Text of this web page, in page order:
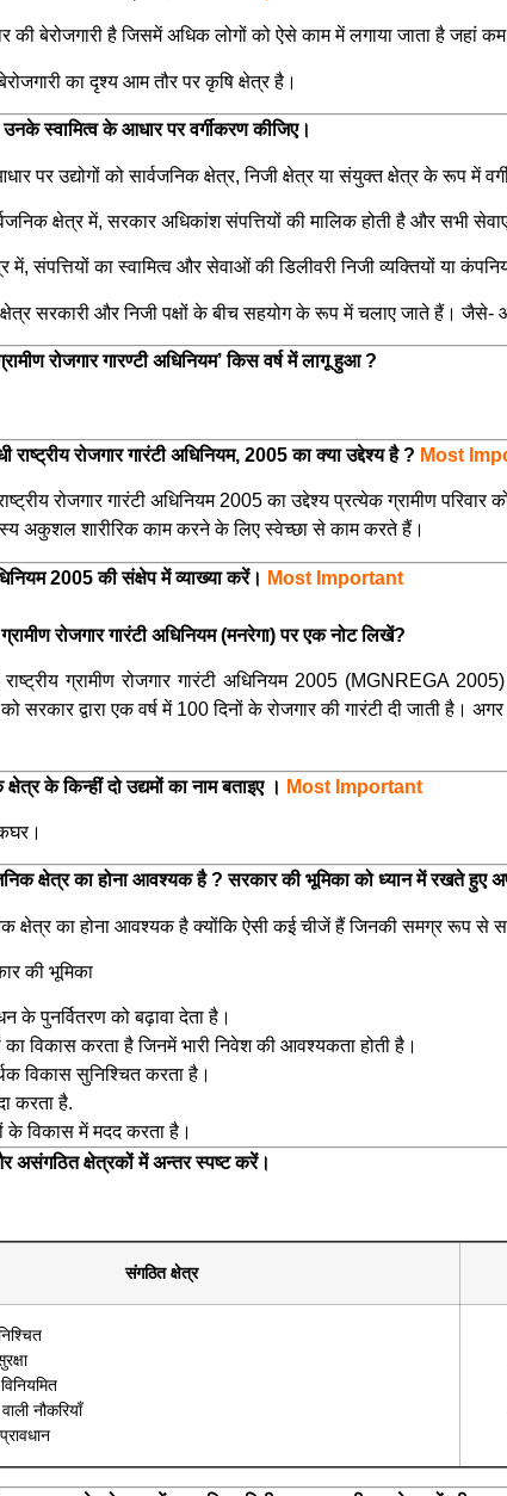
की बेरोजगारी है जिसमें अधिक लोगों को ऐसे काम में लगाया जाता है जहां
का दृश्य आम तौर पर कृषि क्षेत्र है।
उनके स्वामित्व के आधार पर वर्गीकरण कीजिए।
पर उद्योगों को सार्वजनिक क्षेत्र, निजी क्षेत्र या संयुक्त क्षेत्र के रूप में
क्षेत्र में, सरकार अधिकांश संपत्तियों की मालिक होती है और सभी
में, संपत्तियों का स्वामित्व और सेवाओं की डिलीवरी निजी व्यक्तियों या
सरकारी और निजी पक्षों के बीच सहयोग के रूप में चलाए जाते हैं। जैसे-
रोजगार गारण्टी अधिनियम’ किस वर्ष में लागू हुआ ?
राष्ट्रीय रोजगार गारंटी अधिनियम, 2005 का क्या उद्देश्य है ? Most
रोजगार गारंटी अधिनियम2005 का उद्देश्य प्रत्येक ग्रामीण परिवार
अकुशल शारीरिक काम करने के लिए स्वेच्छा से काम करते हैं।
2005 की संक्षेप में व्याख्या करें। Most Important
ग्रामीण रोजगार गारंटी अधिनियम (मनरेगा) पर एक नोट लिखें?
राष्ट्रीय ग्रामीण रोजगार गारंटी अधिनियम 2005 (MGNREGA
सरकार द्वारा एक वर्ष में 100 दिनों के रोजगार की गारंटी दी जाती है।
के किन्हीं दो उद्यमों का नाम बताइए । Most Important
क्षेत्र का होना आवश्यक है ? सरकार की भूमिका को ध्यान में रखते हुए
क्षेत्र का होना आवश्यक है क्योंकि ऐसी कई चीजें हैं जिनकी समग्र रूप से
की भूमिका
पुनर्वितरण को बढ़ावा देता है।
का विकास करता है जिनमें भारी निवेश की आवश्यकता होती है।
विकास सुनिश्चित करता है।
करता है.
के विकास में मदद करता है।
असंगठित क्षेत्रकों में अन्तर स्पष्ट करें।
संगठित क्षेत्र
नौकरियाँ